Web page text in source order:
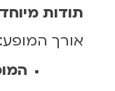
תודות
אורך המופע: 50 דק'